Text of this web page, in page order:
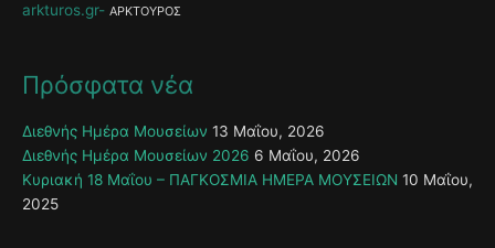
arkturos.gr ΑΡΚΤΟΥΡΟΣ
Πρόσφατα νέα
Διεθνής Ημέρα Μουσείων 13 Μαΐου, 2026
Διεθνής Ημέρα Μουσείων 2026 6 Μαΐου, 2026
Κυριακή 18 Μαΐου – ΠΑΓΚΟΣΜΙΑ ΗΜΕΡΑ ΜΟΥΣΕΙΩΝ 10 Μαΐου,
2025